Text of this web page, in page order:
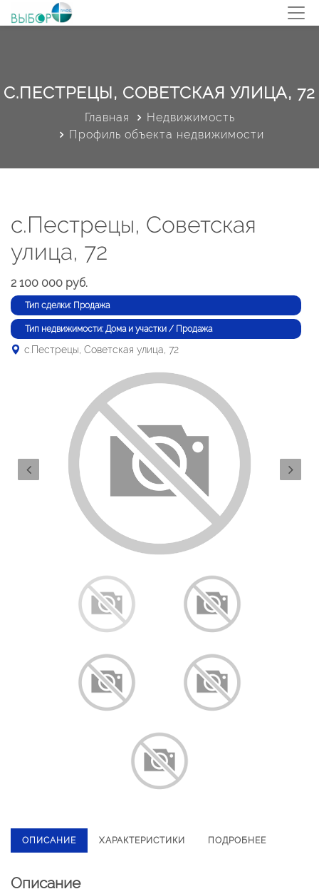
С.ПЕСТРЕЦЫ, СОВЕТСКАЯ УЛИЦА, 72
Главная
Недвижимость
Профиль объекта недвижимости
с.Пестрецы, Советская
улица, 72
2 100 000 руб.
Тип сделки: Продажа
Тип недвижимости: Дома и участки / Продажа
с.Пестрецы, Советская улица, 72
ОПИСАНИЕ ХАРАКТЕРИСТИКИ ПОДРОБНЕЕ
Описание